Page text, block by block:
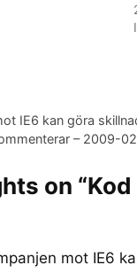
IE6 kan göra
– 2009-
on
mot IE6